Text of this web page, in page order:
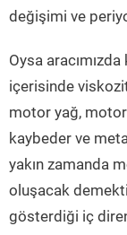
değişimi ve
Oysa aracımızda
içerisinde
motor yağ,
kaybeder ve
yakın zamanda
oluşacak
gösterdiği iç